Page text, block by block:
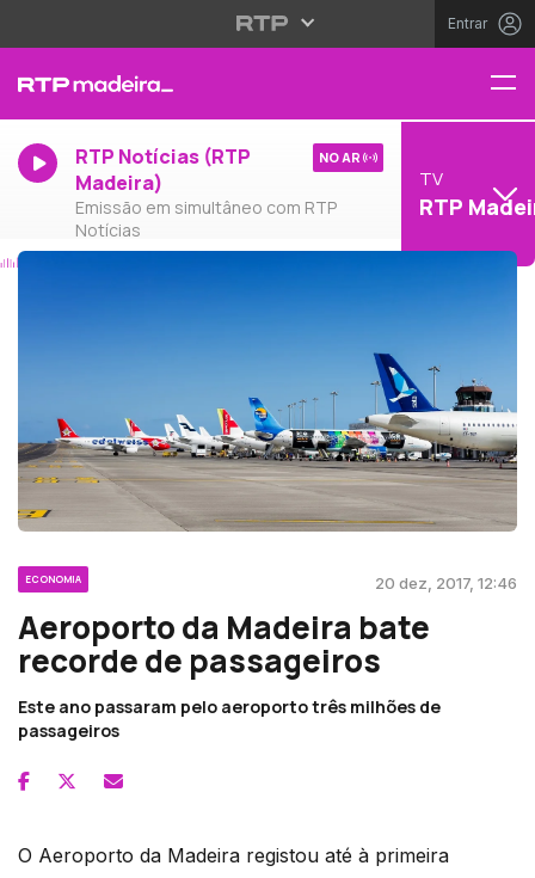
Entrar
RTP Notícias (RTP
Madeira)
Emissão em simultâneo com RTP
Notícias
NO AR
TV
RTP
ECONOMIA 20 dez, 2017, 12:46
Aeroporto da Madeira bate
recorde de passageiros
Este ano passaram pelo aeroporto três milhões de
passageiros
O Aeroporto da Madeira registou até à primeira